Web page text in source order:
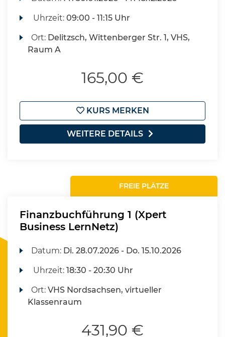
Uhrzeit:09:00 - 11:15 Uhr
Ort: Delitzsch, Wittenberger Str. 1, VHS,
Raum A
165,00 €
KURS MERKEN
WEITERE DETAILS
FREIE PLÄTZE
Finanzbuchführung 1 (Xpert
Business LernNetz)
Datum: Di. 28.07.2026 - Do. 15.10.2026
Uhrzeit:18:30 - 20:30 Uhr
Ort:VHS Nordsachsen, virtueller
Klassenraum
431,90 €